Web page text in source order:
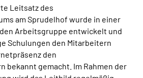
Leitsatz des
am Sprudelhof wurde in einer
Arbeitsgruppe entwickelt und
Schulungen den Mitarbeitern
den
bekannt gemacht. Im Rahmen der